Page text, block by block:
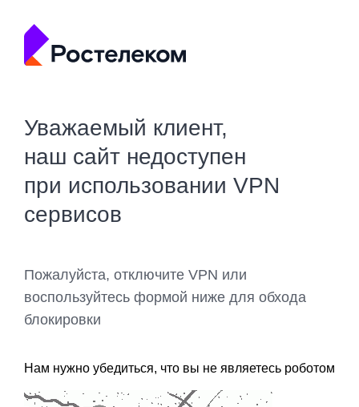
Уважаемый клиент,
наш сайт недоступен
при использовании VPN
сервисов
Пожалуйста, отключите VPN или
воспользуйтесь формой ниже для обхода
блокировки
Нам нужно убедиться, что вы не являетесь роботом